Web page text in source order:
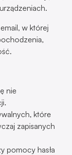
w której
nie
które
zapisanych
pomocy hasła